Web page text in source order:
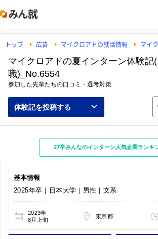
トップ 広告 マイクロアドの就活情報 マイ
マイクロアドの夏インターン体験記
職)_No.6554
参加した先輩たちの口コミ・選考対策
体験記を投稿する
27卒みんなのインターン人気企業ランキ
基本情報
2025年卒｜日本大学｜男性｜文系
2023年
8月上旬
東京都